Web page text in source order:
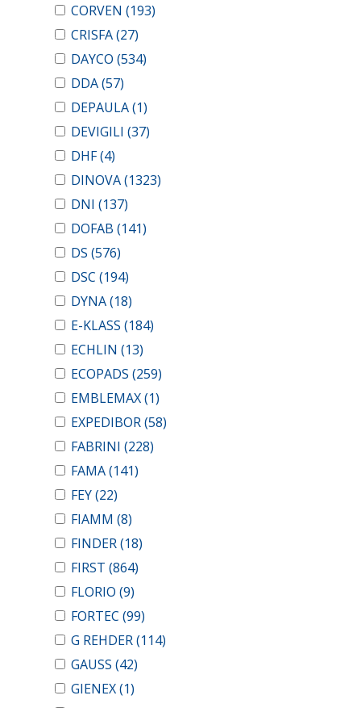
CORVEN (193)
CRISFA(27)
DAYCO (534)
DDA(57)
DEPAULA(1)
DEVIGILI (37)
DHF(4)
DINOVA(1323)
DNI (137)
DOFAB (141)
DS (576)
DSC (194)
DYNA(18)
E-KLASS (184)
ECHLIN (13)
ECOPADS (259)
EMBLEMAX(1)
EXPEDIBOR(58)
FABRINI (228)
FAMA(141)
FEY(22)
FIAMM (8)
FINDER(18)
FIRST (864)
FLORIO (9)
FORTEC (99)
G REHDER(114)
GAUSS (42)
GIENEX(1)